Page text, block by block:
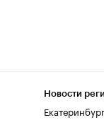
Новости